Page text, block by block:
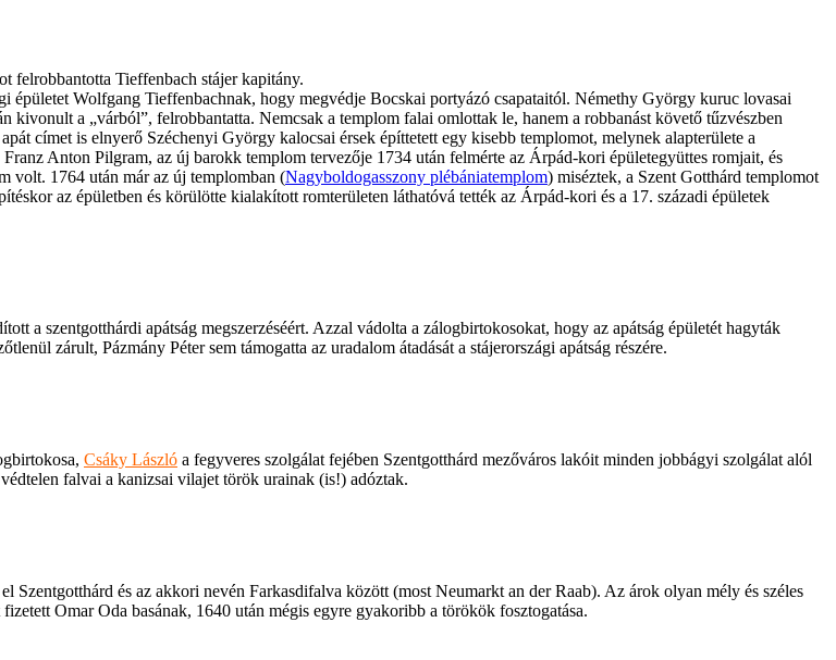
felrobbantotta Tieffenbach stájer kapitány.
épületet Wolfgang Tieffenbachnak, hogy megvédje Bocskai portyázó csapataitól. Némethy György kuruc lovasai
kivonult a „várból”, felrobbantatta. Nemcsak a templom falai omlottak le, hanem a robbanást követő tűzvészben
címet is elnyerő Széchenyi György kalocsai érsek építtetett egy kisebb templomot, melynek alapterülete a
Anton Pilgram, az új barokk templom tervezője 1734 után felmérte az Árpád-kori épületegyüttes romjait, és
volt. 1764 után már az új templomban (Nagyboldogasszony plébániatemplom) miséztek, a Szent Gotthárd templomot
az épületben és körülötte kialakított romterületen láthatóvá tették az Árpád-kori és a 17. századi épületek
a szentgotthárdi apátság megszerzéséért. Azzal vádolta a zálogbirtokosokat, hogy az apátság épületét hagyták
zárult, Pázmány Péter sem támogatta az uradalom átadását a stájerországi apátság részére.
Csáky László a fegyveres szolgálat fejében Szentgotthárd mezőváros lakóit minden jobbágyi szolgálat alól
falvai a kanizsai vilajet török urainak (is!) adóztak.
Szentgotthárd és az akkori nevén Farkasdifalva között (most Neumarkt an der Raab). Az árok olyan mély és széles
Omar Oda basának, 1640 után mégis egyre gyakoribb a törökök fosztogatása.